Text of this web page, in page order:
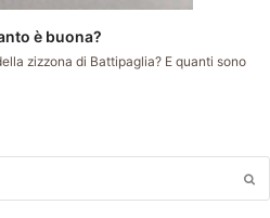
è buona?
zizzona di Battipaglia? E quanti sono